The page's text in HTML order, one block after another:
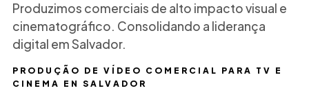
PRODUÇÃO DE VÍDEO COMERCIAL PARA TV E
CINEMA EN SALVADOR
Produzimos comerciais de alto impacto visual e
cinematográfico. Consolidando a liderança
digital em Salvador.